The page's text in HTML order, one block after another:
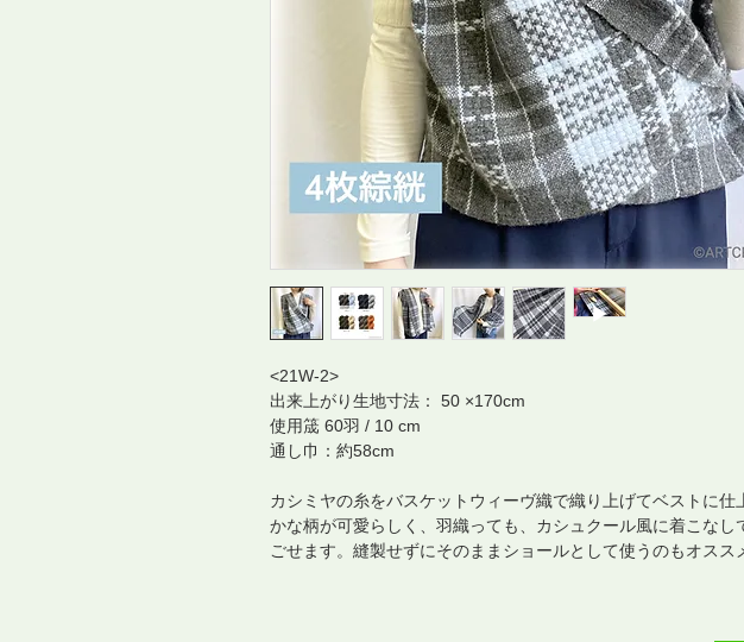
<21W-2>
出来上がり生地寸法： 50 ×170cm
使用筬 60羽 / 10 cm
通し巾：約58cm
カシミヤの糸をバスケットウィーヴ織で織り上げてベストに仕
かな柄が可愛らしく、羽織っても、カシュクール風に着こなし
ごせます。縫製せずにそのままショールとして使うのもオスス